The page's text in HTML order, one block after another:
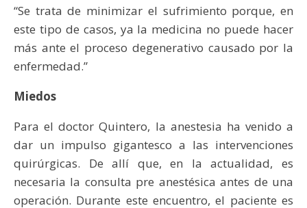
“Se trata de minimizar el sufrimiento porque, en
este tipo de casos, ya la medicina no puede hacer
más ante el proceso degenerativo causado por la
enfermedad.”
Miedos
Para el doctor Quintero, la anestesia ha venido a
dar un impulso gigantesco a las intervenciones
quirúrgicas. De allí que, en la actualidad, es
necesaria la consulta pre anestésica antes de una
operación. Durante este encuentro, el paciente es